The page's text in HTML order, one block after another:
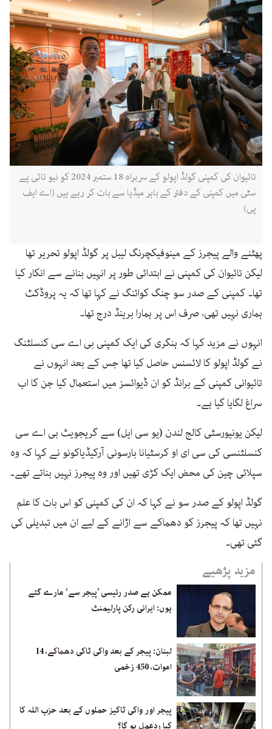
تائیوان کی کمپنی گولڈ اپولو کے سربراہ 18 ستمبر 2024 کو نیو تائی پے
سٹی میں کمپنی کے دفتر کے باہر میڈیا سے بات کر رہے ہیں (اے ایف
پی)
پھٹنے والے پیجرز کے مینوفیکچرنگ لیبل پر گولڈ اپولو تحریر تھا
لیکن تائیوان کی کمپنی نے ابتدائی طور پر انہیں بنانے سے انکار کیا
تھا۔ کمپنی کے صدر سو چنگ کوائنگ نے کہا تھا کہ یہ پروڈکٹ
ہماری نہیں تھی، صرف اس پر ہمارا برینڈ درج تھا۔
انہوں نے مزید کہا کہ ہنگری کی ایک کمپنی بی اے سی کنسلٹنگ
نے گولڈ اپولو کا لائسنس حاصل کیا تھا جس کے بعد انہوں نے
تائیوانی کمپنی کے برانڈ کو ان ڈیوائسز میں استعمال کیا جن کا اب
سراغ لگایا گیا ہے۔
لیکن یونیورسٹی کالج لندن (یو سی ایل) سے گریجویٹ بی اے سی
کنسلٹنسی کی سی ای او کرسٹیانا بارسونی آرکیڈیاکونو نے کہا کہ وہ
سپلائی چین کی محض ایک کڑی تھیں اور وہ پیجرز نہیں بناتے تھے۔
گولڈ اپولو کے صدر سو نے کہا کہ ان کی کمپنی کو اس بات کا علم
نہیں تھا کہ پیجرز کو دھماکے سے اڑانے کے لیے ان میں تبدیلی کی
گئی تھی۔
مزید پڑھیے
ممکن ہے صدر رئیسی ’پیجر سے‘ مارے گئے
ہوں: ایرانی رکن پارلیمنٹ
لبنان: پیجر کے بعد واکی ٹاکی دھماکے، 14
اموات، 450 زخمی
پیجر اور واکی ٹاکیز حملوں کے بعد حزب اللہ کا
کیا ردعمل ہو گا؟